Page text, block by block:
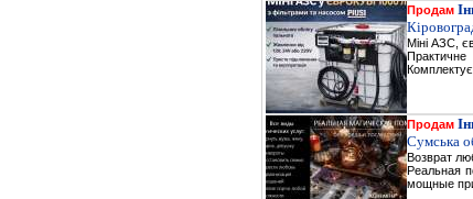
Продам
Міні АЗС,
Продам
Сумська
Возврат
Реальная
мощные